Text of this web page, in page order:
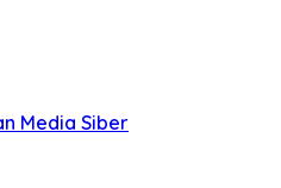
Media Siber